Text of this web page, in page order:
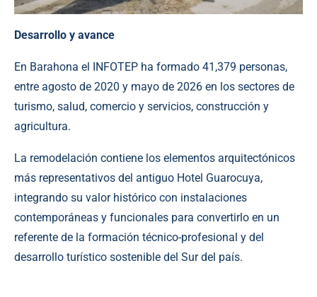
Desarrollo y avance
En Barahona el INFOTEP ha formado 41,379 personas,
entre agosto de 2020 y mayo de 2026 en los sectores de
turismo, salud, comercio y servicios, construcción y
agricultura.
La remodelación contiene los elementos arquitectónicos
más representativos del antiguo Hotel Guarocuya,
integrando su valor histórico con instalaciones
contemporáneas y funcionales para convertirlo en un
referente de la formación técnico-profesional y del
desarrollo turístico sostenible del Sur del país.